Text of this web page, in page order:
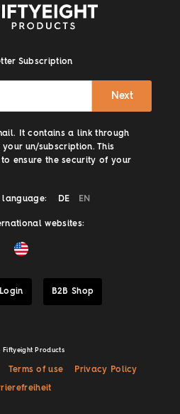
Subscription
Next
It contains a link through
un/subscription. This
ensure the security of your
language: DE EN
websites:
Login B2B Shop
Fiftyeight Products
Terms of use Privacy Policy